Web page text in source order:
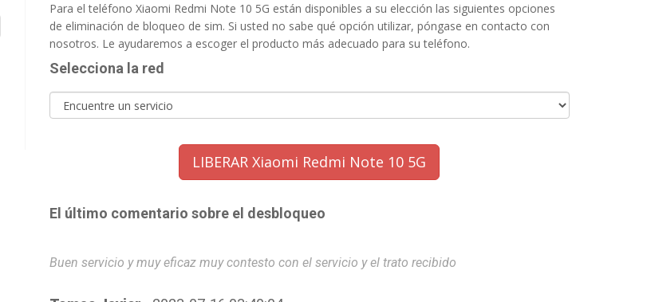
Para el teléfono Xiaomi Redmi Note 10 5G están disponibles a su elección las siguientes opciones
de eliminación de bloqueo de sim. Si usted no sabe qué opción utilizar, póngase en contacto con
nosotros. Le ayudaremos a escoger el producto más adecuado para su teléfono.
Selecciona la red
LIBERAR Xiaomi Redmi Note 10 5G
El último comentario sobre el desbloqueo
Buen servicio y muy eficaz muy contesto con el servicio y el trato recibido